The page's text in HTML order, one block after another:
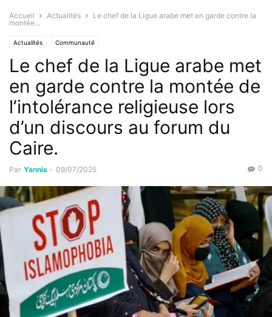
Accueil Actualités
Le chef de la Ligue arabe met en garde contre la
montée...
Actualités Communauté
Le chef de la Ligue arabe met
en garde contre la montée de
l’intolérance religieuse lors
d’un discours au forum du
Caire.
Par Yannis - 09/07/2025 0